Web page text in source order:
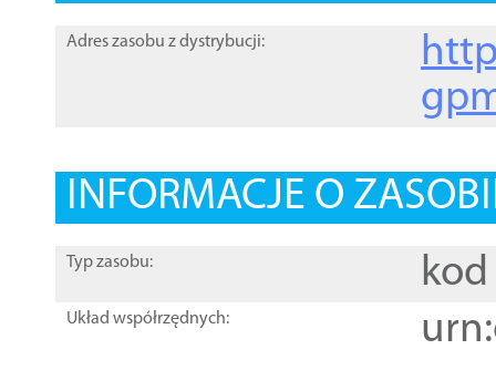
Adres zasobu z dystrybucji:
INFORMACJE O
Typ zasobu: kod
Układ współrzędnych: